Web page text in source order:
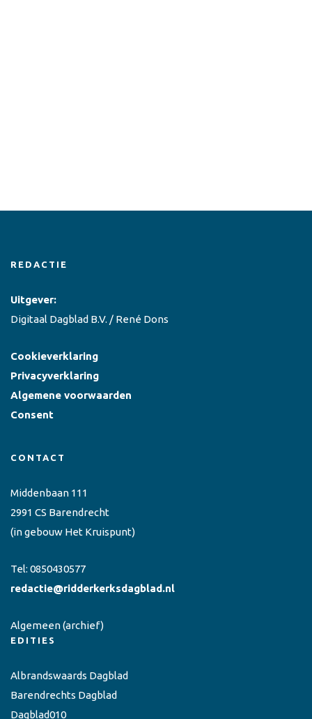
REDACTIE
Uitgever:
Digitaal Dagblad B.V. / René Dons
Cookieverklaring
Privacyverklaring
Algemene voorwaarden
Consent
CONTACT
Middenbaan 111
2991 CS Barendrecht
(in gebouw Het Kruispunt)
Tel: 0850430577
redactie@ridderkerksdagblad.nl
Algemeen(archief)
EDITIES
Albrandswaards Dagblad
Barendrechts Dagblad
Dagblad010